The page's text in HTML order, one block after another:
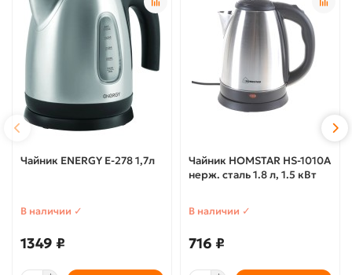
Чайник ENERGY Е-278 1,7л
В наличии ✓
1349 ₽
Чайник HOMSTAR HS-1010A
нерж. сталь 1.8 л, 1.5 кВт
В наличии ✓
716 ₽